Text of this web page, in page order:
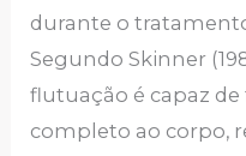
durante o
Segundo Skinner
flutuação é capaz
completo ao corpo,